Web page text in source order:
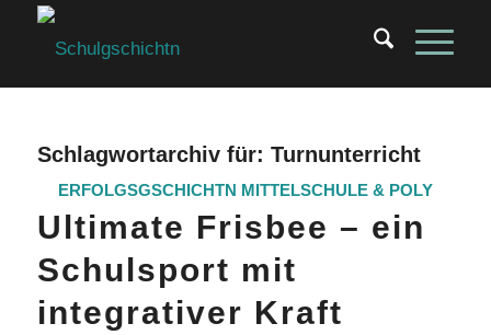
Schlagwortarchiv für: Turnunterricht
ERFOLGSGSCHICHTN MITTELSCHULE & POLY
Ultimate Frisbee – ein
Schulsport mit
integrativer Kraft